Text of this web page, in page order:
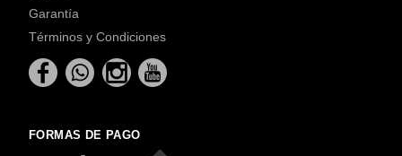
Garantía
Términos y Condiciones
FORMAS DE PAGO